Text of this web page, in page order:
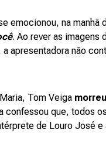
emocionou, na manhã
. Ao rever as imagens
a apresentadora não
Tom Veiga
confessou que, todos
de Louro José